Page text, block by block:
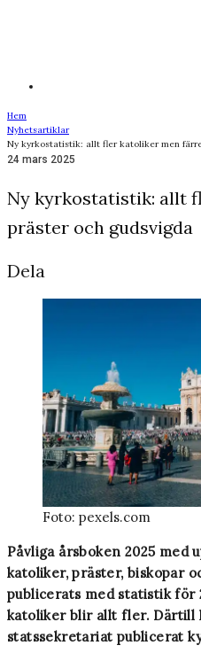
Hem
Nyhetsartiklar
Ny kyrkostatistik: allt fler katoliker men
24 mars 2025
Ny kyrkostatistik: allt
präster och gudsvigda
Dela
Foto: pexels.com
Påvliga årsboken 2025 med
katoliker, präster, biskopar
publicerats med statistik för
katoliker blir allt fler. Därtill
statssekretariat publicerat